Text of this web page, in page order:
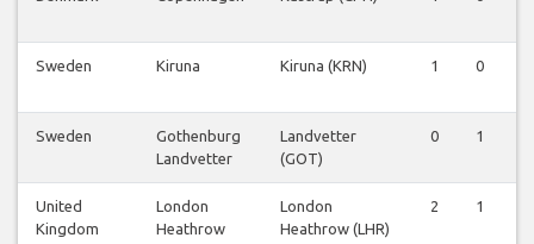
Sweden Kiruna Kiruna (KRN) 1 0
Sweden
Gothenburg
Landvetter
Landvetter
(GOT)
0 1
United
Kingdom
London
Heathrow
London
Heathrow (LHR)
2 1